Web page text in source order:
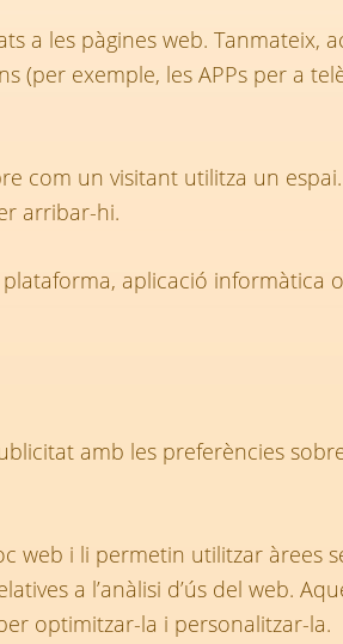
a les pàgines web. Tanmateix,
(per exemple, les APPs per a
com un visitant utilitza un
arribar-hi.
aplicació informàtica
amb les preferències
web i li permetin utilitzar àrees
a l’anàlisi d’ús del web.
optimitzar-la i personalitzar-la.